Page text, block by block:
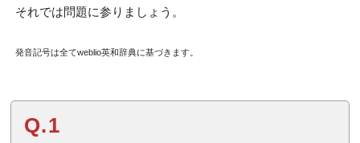
それでは問題に参りましょう。
発音記号は全てweblio英和辞典に基づきます。
Q.1